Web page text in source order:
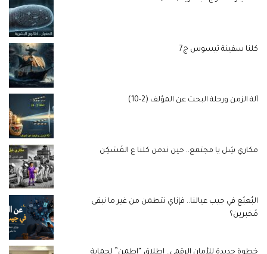
كلنا سفينة ثيسوس ج7
آلة الزمن ورحلة البحث عن المؤلف (2-10)
مكاري شِل يا مجتمع.. حين ندمن كلنا ع المُسَكِن
البُعبُع في جيب عيالنا.. فإزاي نتطمن من غير ما نبقى
مُخبرين؟
خطوة جديدة للأمان الرقمي.. إطلاق “اطمن” لحماية